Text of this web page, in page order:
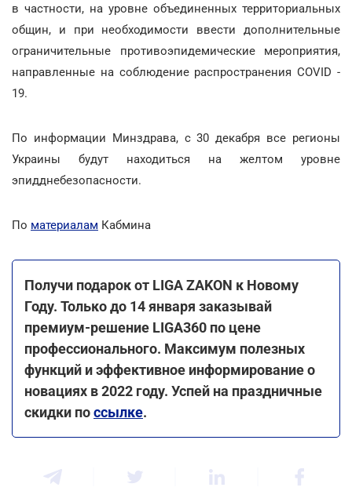
в частности, на уровне объединенных территориальных
общин, и при необходимости ввести дополнительные
ограничительные противоэпидемические мероприятия,
направленные на соблюдение распространения COVID -
19.
По информации Минздрава, с 30 декабря все регионы
Украины будут находиться на желтом уровне
эпидднебезопасности.
По материалам Кабмина
Получи подарок от LIGA ZAKON к Новому
Году. Только до 14 января заказывай
премиум-решение LIGA360 по цене
профессионального. Максимум полезных
функций и эффективное информирование о
новациях в 2022 году. Успей на праздничные
скидки поссылке.